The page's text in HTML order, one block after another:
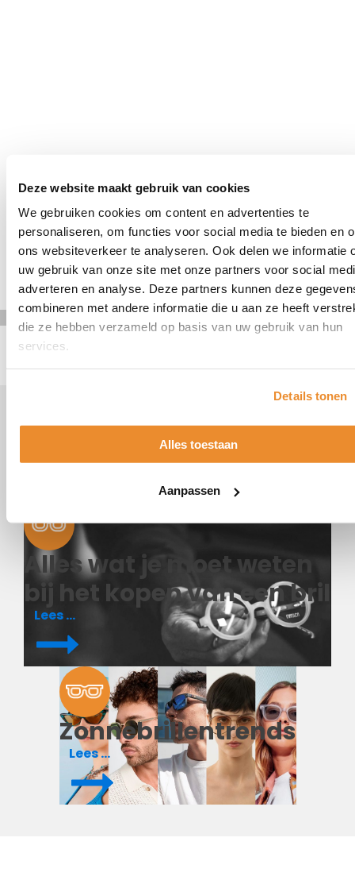
Deze website maakt gebruik van cookies
We gebruiken cookies om content en advertenties te
personaliseren, om functies voor social media te bieden en
ons websiteverkeer te analyseren. Ook delen we informatie
uw gebruik van onze site met onze partners voor social
adverteren en analyse. Deze partners kunnen deze
combineren met andere informatie die u aan ze heeft
die ze hebben verzameld op basis van uw gebruik van hun
services.
Details tonen
Alles toestaan
Aanpassen
Alles over brillen & glazen...
Ontdek hier de laatste brillen & glazen trends en
Alles wat je moet weten
bij het kopen van een bril
Lees meer
Zonnebrillentrends
Lees meer